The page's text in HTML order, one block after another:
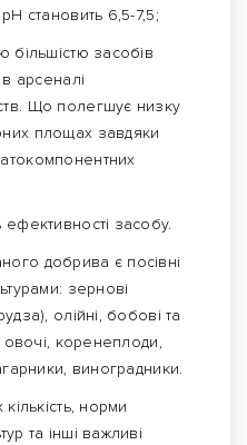
становить 6,5-7,5;
більшістю засобів
арсеналі
Що полегшує низку
площах завдяки
засобу.
добрива є посівні
зернові
олійні, бобові та
овочі, коренеплоди,
виноградники.
норми
та інші важливі